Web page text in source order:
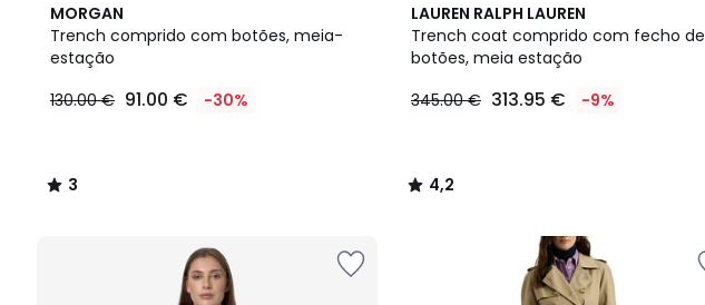
MORGAN
Trench comprido com botões, meia-
estação
130.00 € 91.00 € -30%
3
/
5
3
/
LAUREN RALPH LAUREN
Trench coat comprido com fecho de
botões, meia estação
345.00 € 313.95 € -9%
4,2
/ 5
4,2
/